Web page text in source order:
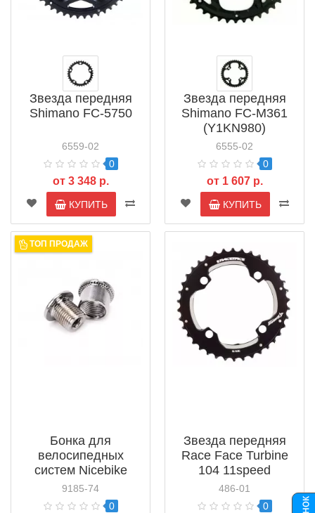
Звезда передняя
Shimano FC-5750
6559-02
0
от 3 348 р.
КУПИТЬ
Звезда передняя
Shimano FC-M361
(Y1KN980)
6555-02
0
от 1 607 р.
КУПИТЬ
ТОП ПРОДАЖ
Бонка для
велосипедных
систем Nicebike
M8x8.5
9185-74
0
Звезда передняя
Race Face Turbine
104 11speed
486-01
0